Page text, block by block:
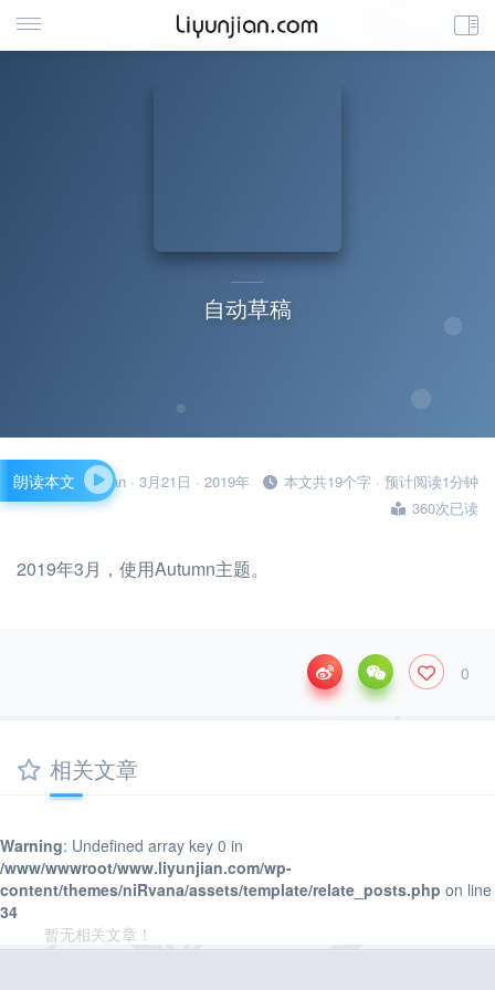
自动草稿
liyunjian · 3月21日 · 2019年
本文共19个字 · 预计阅读1分钟
360次已读
朗读本文
2019年3月，使用Autumn主题。
0
相关文章
Warning: Undefined array key 0 in
/www/wwwroot/www.liyunjian.com/wp-
content/themes/niRvana/assets/template/relate_posts.php on line
34
暂无相关文章！